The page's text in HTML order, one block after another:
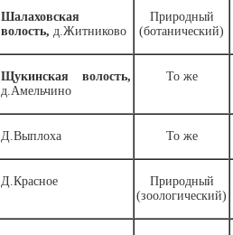
Шалаховская
волость, д.Житниково
Природный
(ботанический)
Щукинская волость,
д.Амельчино
То же
Д.Выплоха То же
Д.Красное
Природный
(зоологический)